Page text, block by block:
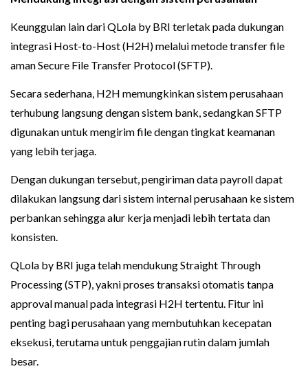
Keunggulan lain dari QLola by BRI terletak pada dukungan
integrasi Host-to-Host (H2H) melalui metode transfer file
aman Secure File Transfer Protocol (SFTP).
Secara sederhana, H2H memungkinkan sistem perusahaan
terhubung langsung dengan sistem bank, sedangkan SFTP
digunakan untuk mengirim file dengan tingkat keamanan
yang lebih terjaga.
Dengan dukungan tersebut, pengiriman data payroll dapat
dilakukan langsung dari sistem internal perusahaan ke sistem
perbankan sehingga alur kerja menjadi lebih tertata dan
konsisten.
QLola by BRI juga telah mendukung Straight Through
Processing (STP), yakni proses transaksi otomatis tanpa
approval manual pada integrasi H2H tertentu. Fitur ini
penting bagi perusahaan yang membutuhkan kecepatan
eksekusi, terutama untuk penggajian rutin dalam jumlah
besar.